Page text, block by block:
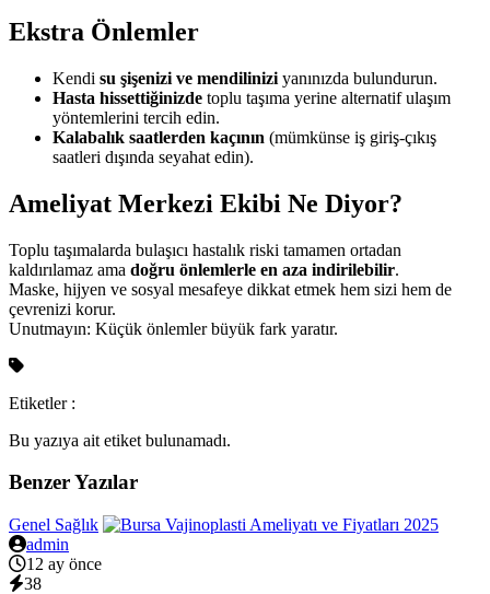
Ekstra Önlemler
Kendi su şişenizi ve mendilinizi yanınızda bulundurun.
Hasta hissettiğinizde toplu taşıma yerine alternatif ulaşım
yöntemlerini tercih edin.
Kalabalık saatlerden kaçının (mümkünse iş giriş-çıkış
saatleri dışında seyahat edin).
Ameliyat Merkezi Ekibi Ne Diyor?
Toplu taşımalarda bulaşıcı hastalık riski tamamen ortadan
kaldırılamaz ama doğru önlemlerle en aza indirilebilir.
Maske, hijyen ve sosyal mesafeye dikkat etmek hem sizi hem de
çevrenizi korur.
Unutmayın: Küçük önlemler büyük fark yaratır.
Etiketler :
Bu yazıya ait etiket bulunamadı.
Benzer Yazılar
Genel Sağlık
admin
12 ay önce
38